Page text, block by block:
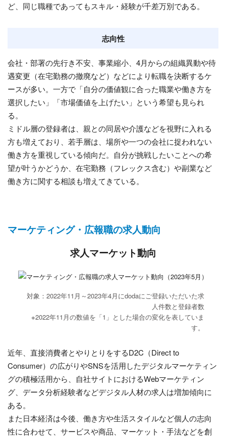
ど、同じ職種であってもスキル・経験が千差万別である。
志向性
会社・部署の先行き不安、事業縮小、4月からの組織異動や待
遇変更（在宅勤務の撤廃など）などにより転職を決断するケ
ースが多い。一方で「自分の価値観に合った職業や働き方を
選択したい」「市場価値を上げたい」という希望も見られ
る。
ミドル層の登録者は、親との同居や介護などを視野に入れる
方も増えており、若手層は、場所や一つの会社に捉われない
働き方を重視している傾向だ。自分が挑戦したいことへの希
望が叶うかどうか、在宅勤務（フレックス含む）や副業など
働き方に関する相談も増えてきている。
マーケティング・広報職の求人動向
求人マーケット動向
対象：2022年11月～2023年4月にdodaにご登録いただいた求
人件数と登録者数
※2022年11月の数値を「1」とした場合の変化を表していま
す。
近年、直接消費者とやりとりをするD2C（Direct to
Consumer）の広がりやSNSを活用したデジタルマーケティン
グの積極活用から、自社サイトにおけるWebマーケティン
グ、データ分析経験者などデジタル人材の求人は増加傾向に
ある。
また日本経済は今後、働き方や生活スタイルなど個人の志向
性に合わせて、サービスや商品、マーケット・手法などを創